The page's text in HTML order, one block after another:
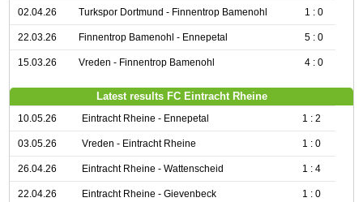
02.04.26 Turkspor Dortmund - Finnentrop Bamenohl 1 : 0
22.03.26 Finnentrop Bamenohl - Ennepetal 5 : 0
15.03.26 Vreden - Finnentrop Bamenohl 4 : 0
Latest results FC Eintracht Rheine
10.05.26 Eintracht Rheine - Ennepetal 1 : 2
03.05.26 Vreden - Eintracht Rheine 1 : 0
26.04.26 Eintracht Rheine - Wattenscheid 1 : 4
22.04.26 Eintracht Rheine - Gievenbeck 1 : 0